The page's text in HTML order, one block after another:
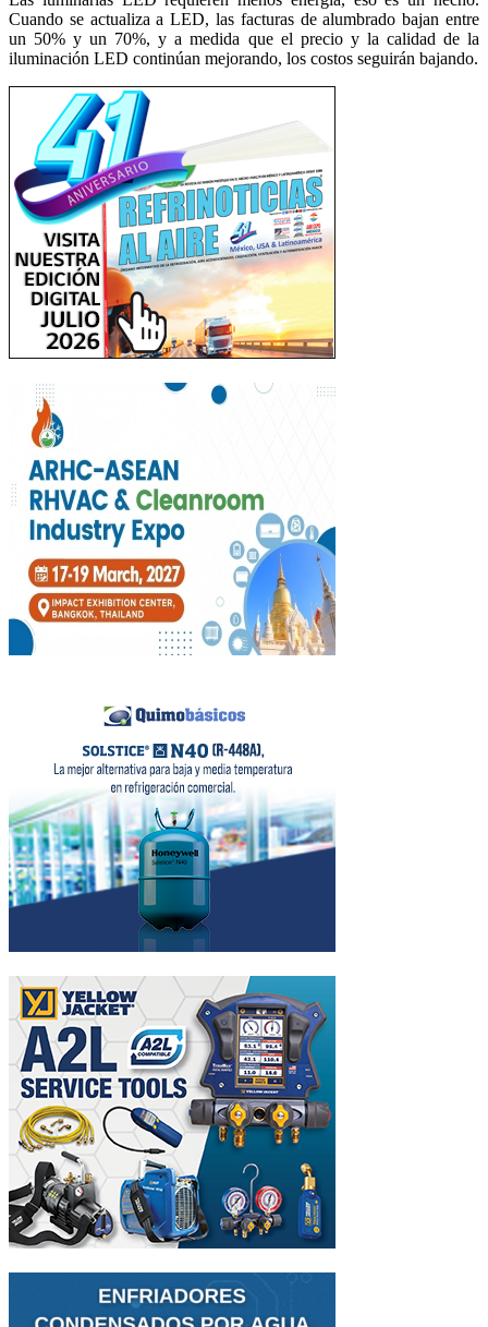
Cuando se actualiza a LED, las facturas de alumbrado bajan entre
un 50% y un 70%, y a medida que el precio y la calidad de la
iluminación LED continúan mejorando, los costos seguirán bajando.